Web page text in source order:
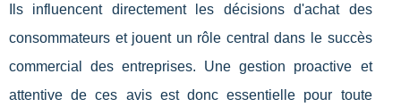
Ils influencent directement les décisions d'achat des
consommateurs et jouent un rôle central dans le succès
commercial des entreprises. Une gestion proactive et
attentive de ces avis est donc essentielle pour toute